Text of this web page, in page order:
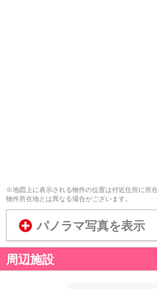
※地図上に表示される物件の位置は付近住所に所
物件所在地とは異なる場合がございます。
パノラマ写真を表示
周辺施設